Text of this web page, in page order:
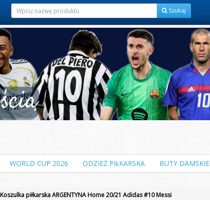
Szukaj
WORLD CUP 2026 ODZIEŻ PIŁKARSKA BUTY DAMSKIE
Koszulka piłkarska ARGENTYNA Home 20/21 Adidas #10 Messi